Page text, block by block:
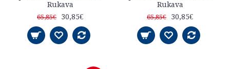
Rukava
65,85€ 30,85€
Rukava
65,85€ 30,85€